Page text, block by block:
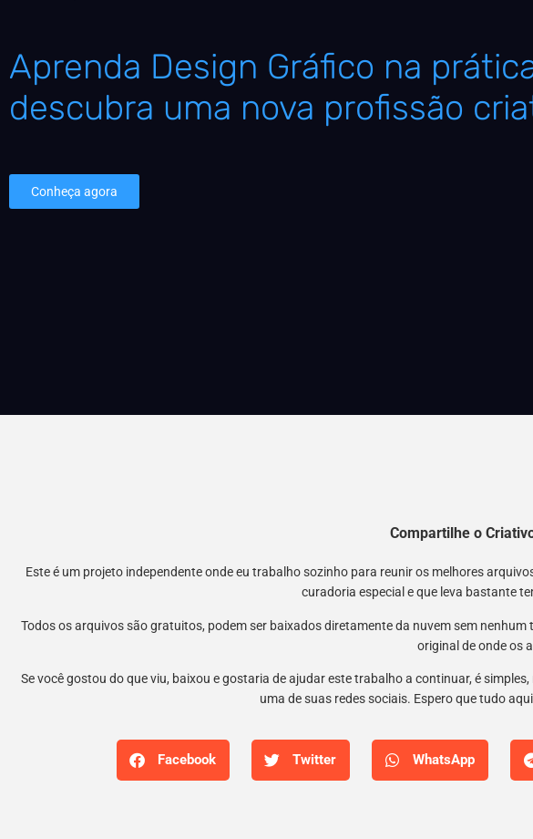
Aprenda Design Gráfico na
descubra uma nova profissão
Conheça agora
Compartilhe o
Este é um projeto independente onde eu trabalho sozinho para reunir os melhores
curadoria especial e que leva bastante
Todos os arquivos são gratuitos, podem ser baixados diretamente da nuvem sem
original de onde os
Se você gostou do que viu, baixou e gostaria de ajudar este trabalho a continuar, é
uma de suas redes sociais. Espero que tudo
Facebook Twitter WhatsApp